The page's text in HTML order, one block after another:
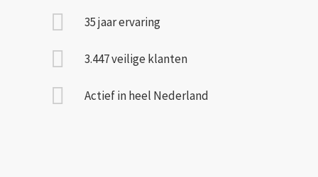
35 jaar ervaring
3.447 veilige klanten
Actief in heel Nederland